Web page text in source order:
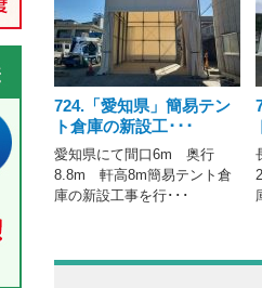
724.「愛知県」簡易テン
ト倉庫の新設工･･･
愛知県にて間口6m 奥行
8.8m 軒高8m簡易テント倉
庫の新設工事を行･･･